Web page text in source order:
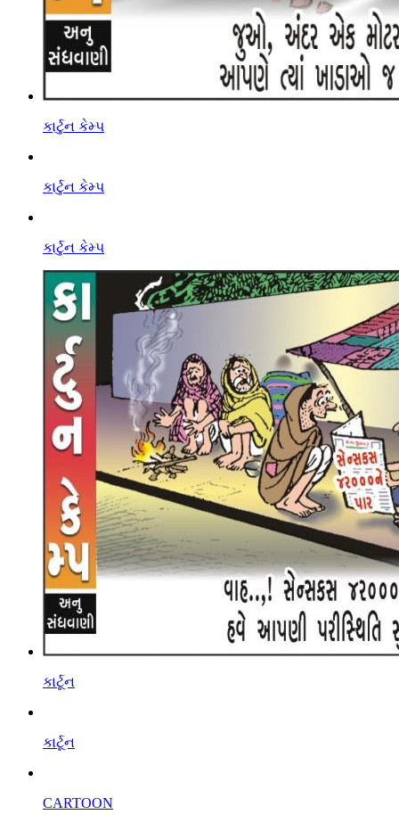
કાર્ટુન કેમ્પ
કાર્ટુન કેમ્પ
કાર્ટુન કેમ્પ
કાર્ટૂન
કાર્ટૂન
CARTOON